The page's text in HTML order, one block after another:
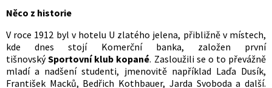
Něco z historie
V roce 1912 byl v hotelu U zlatého jelena, přibližně v místech,
kde dnes stojí Komerční banka, založen první
tišnovskýSportovní klub kopané. Zasloužili se o to převážně
mladí a nadšení studenti, jmenovitě například Laďa Dusík,
František Macků, Bedřich Kothbauer, Jarda Svoboda a další.